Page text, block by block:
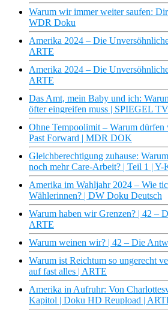
Warum wir immer weiter saufen:
WDR Doku
Amerika 2024 – Die
ARTE
Amerika 2024 – Die
ARTE
Das Amt, mein Baby und ich:
öfter eingreifen muss | SPIEGEL TV
Ohne Tempoolimit – Warum dürfen
Past Forward | MDR DOK
Gleichberechtigung zuhause:
noch mehr Care-Arbeit? | Teil 1 |
Amerika im Wahljahr 2024 – Wie
Wählerinnen? | DW Doku Deutsch
Warum haben wir Grenzen? | 42 –
ARTE
Warum weinen wir? | 42 – Die
Warum ist Reichtum so ungerecht
auf fast alles | ARTE
Amerika in Aufruhr: Von
Kapitol | Doku HD Reupload |